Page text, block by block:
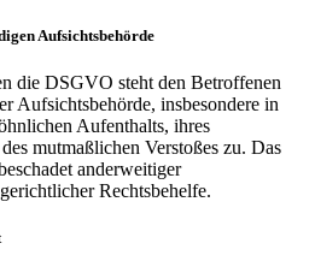
Aufsichtsbehörde
die DSGVO steht den Betroffenen
Aufsichtsbehörde, insbesondere in
Aufenthalts, ihres
mutmaßlichen Verstoßes zu. Das
anderweitiger
Rechtsbehelfe.